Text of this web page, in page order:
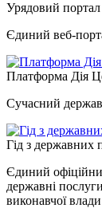
Урядовий портал
Єдиний веб-
Платформа Дія
Сучасний
Гід з державних
Єдиний
державні
виконавчої